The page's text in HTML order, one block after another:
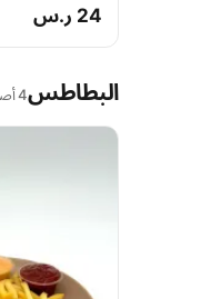
24 ر.س
البطاطس4 أصناف